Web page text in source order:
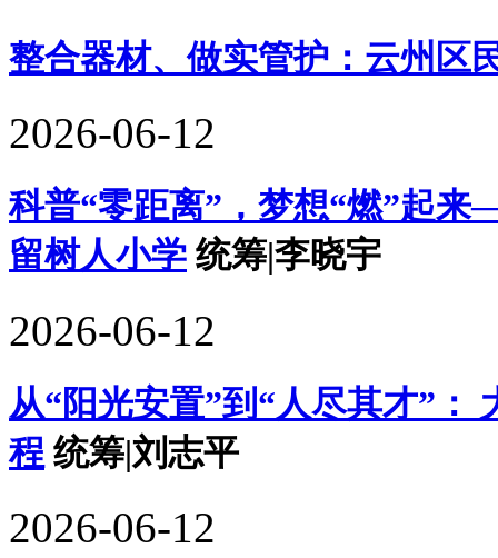
整合器材、做实管护：云州区
2026-06-12
科普“零距离”，梦想“燃”起
留树人小学 统筹|李晓宇
2026-06-12
从“阳光安置”到“人尽其才”：
程 统筹|刘志平
2026-06-12